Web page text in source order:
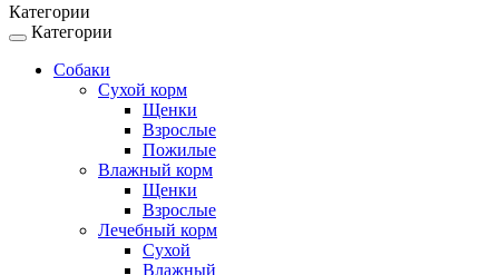
Категории
Toggle
navigation
Категории
Собаки
Сухой корм
Щенки
Взрослые
Пожилые
Влажный корм
Щенки
Взрослые
Лечебный корм
Сухой
Влажный